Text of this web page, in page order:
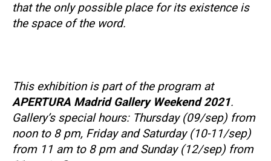
that the only possible place for its existence is
the space of the word.
This exhibition is part of the program at
APERTURA Madrid Gallery Weekend 2021.
Gallery’s special hours: Thursday (09/sep) from
noon to 8 pm, Friday and Saturday (10-11/sep)
from 11 am to 8 pm and Sunday (12/sep) from